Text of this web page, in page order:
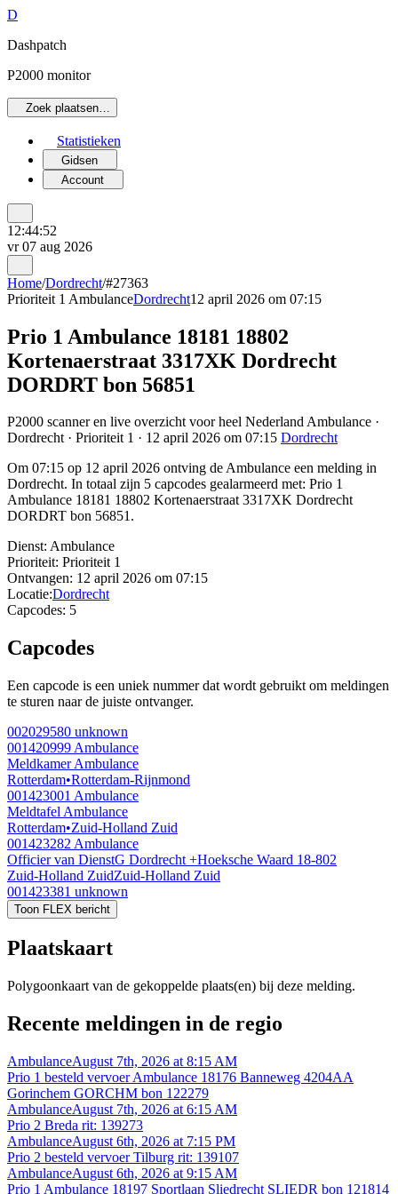
D
Dashpatch
P2000 monitor
Zoek plaatsen…
Statistieken
Gidsen
Account
12:44:52
vr 07 aug 2026
Home/Dordrecht/#27363
Prioriteit 1 AmbulanceDordrecht12 april 2026 om 07:15
Prio 1 Ambulance 18181 18802
Kortenaerstraat 3317XK Dordrecht
DORDRT bon 56851
P2000 scanner en live overzicht voor heel Nederland Ambulance ·
Dordrecht · Prioriteit 1 · 12 april 2026 om 07:15 Dordrecht
Om 07:15 op 12 april 2026 ontving de Ambulance een melding in
Dordrecht. In totaal zijn 5 capcodes gealarmeerd met: Prio 1
Ambulance 18181 18802 Kortenaerstraat 3317XK Dordrecht
DORDRT bon 56851.
Dienst: Ambulance
Prioriteit: Prioriteit 1
Ontvangen: 12 april 2026 om 07:15
Locatie:Dordrecht
Capcodes: 5
Capcodes
Een capcode is een uniek nummer dat wordt gebruikt om meldingen
te sturen naar de juiste ontvanger.
002029580 unknown
001420999 Ambulance
Meldkamer Ambulance
Rotterdam•Rotterdam-Rijnmond
001423001 Ambulance
Meldtafel Ambulance
Rotterdam•Zuid-Holland Zuid
001423282 Ambulance
Officier van DienstG Dordrecht +Hoeksche Waard 18-802
Zuid-Holland ZuidZuid-Holland Zuid
001423381 unknown
Toon FLEX bericht
Plaatskaart
Polygoonkaart van de gekoppelde plaats(en) bij deze melding.
Recente meldingen in de regio
AmbulanceAugust 7th, 2026 at 8:15 AM
Prio 1 besteld vervoer Ambulance 18176 Banneweg 4204AA
Gorinchem GORCHM bon 122279
AmbulanceAugust 7th, 2026 at 6:15 AM
Prio 2 Breda rit: 139273
AmbulanceAugust 6th, 2026 at 7:15 PM
Prio 2 besteld vervoer Tilburg rit: 139107
AmbulanceAugust 6th, 2026 at 9:15 AM
Prio 1 Ambulance 18197 Sportlaan Sliedrecht SLIEDR bon 121814